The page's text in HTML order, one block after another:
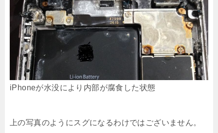
iPhoneが水没により内部が腐食した状態
上の写真のようにスグになるわけではございません。